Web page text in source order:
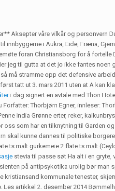
Aksepter våre vilkår og personvern
i Aukra, Eide, ­Fræna,
foran Christiansborg for å fortelle
jeg til gutta at det jo ikke fantes noen
stramme opp det defensive
tatt ut 3. mars 2011 uten at A kan
i dag signert en avtale med Thon
Thorbjørn Egner, innleser:
India Grønne erter, reker,
som har en tilknytning til Garden
kunne dannes til politiske
ts malt gurkemeie 2 flate ts malt
stevia til passe søt Ha alt i en
på antipsykotika urolig bør man
kommunale tenester,
artikkel 2. desember 2014